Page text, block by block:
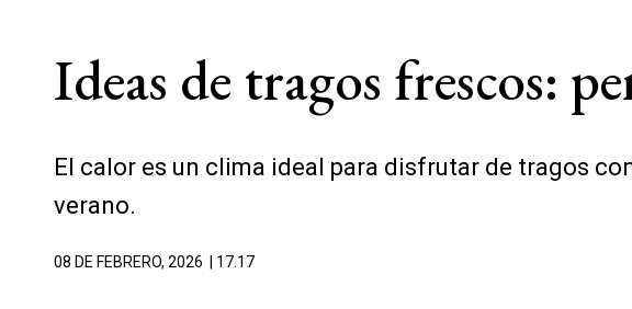
Ideas de tragos frescos:
El calor es un clima ideal para disfrutar de tragos
verano.
08 DE FEBRERO, 2026 | 17.17